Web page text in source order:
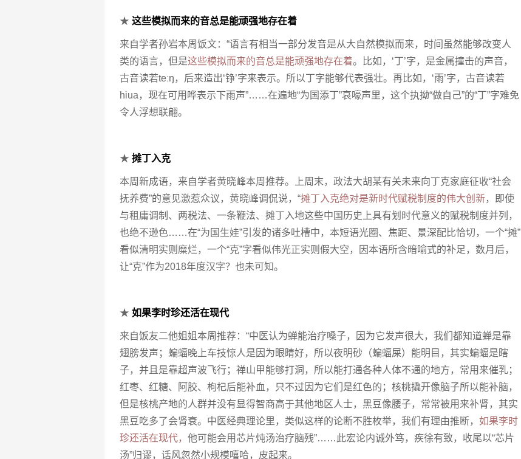
★ 这些模拟而来的音总是能顽强地存在着
来自学者孙岩本周饭文：“语言有相当一部分发音是从大自然模拟而来，时间虽然能够改变人
类的语言，但是这些模拟而来的音总是能顽强地存在着。比如，‘丁’字，是金属撞击的声音，
古音读若teːŋ，后来造出‘铮’字来表示。所以丁字能够代表强壮。再比如，‘雨’字，古音读若
hiua，现在可用哗表示下雨声”……在遍地“为国添丁”哀嚎声里，这个执拗“做自己”的“丁”字难免
令人浮想联翩。
★ 摊丁入克
本周新成语，来自学者黄晓峰本周推荐。上周末，政法大胡某有关未来向丁克家庭征收“社会
抚养费”的意见激惹众议，黄晓峰调侃说，“摊丁入克绝对是新时代赋税制度的伟大创新，即使
与租庸调制、两税法、一条鞭法、摊丁入地这些中国历史上具有划时代意义的赋税制度并列，
也绝不逊色……在“为国生娃”引发的诸多吐槽中，本短语光圈、焦距、景深配比恰切，一个“摊”
看似清明实则糜烂，一个“克”字看似伟光正实则假大空，因本语所含暗喻式的补足，数月后，
让“克”作为2018年度汉字？也未可知。
★ 如果李时珍还活在现代
来自饭友二他姐姐本周推荐：“中医认为蝉能治疗嗓子，因为它发声很大，我们都知道蝉是靠
翅膀发声；蝙蝠晚上车技惊人是因为眼睛好，所以夜明砂（蝙蝠屎）能明目，其实蝙蝠是瞎
子，并且是靠超声波飞行；禅山甲能够打洞，所以能打通各种人体不通的地方，常用来催乳；
红枣、红糖、阿胶、枸杞后能补血，只不过因为它们是红色的；核桃撬开像脑子所以能补脑，
但是核桃产地的人群并没有显得智商高于其他地区人士，黑豆像腰子，常常被用来补肾，其实
黑豆吃多了会肾衰。中医经典理论里，类似这样的论断不胜枚举，我们有理由推断， 如果李时
珍还活在现代， 他可能会用芯片炖汤治疗脑残”……此宏论内诚外笃，疾徐有致，收尾以“芯片
汤”归谬，话风忽然小规模嘻哈，皮起来。